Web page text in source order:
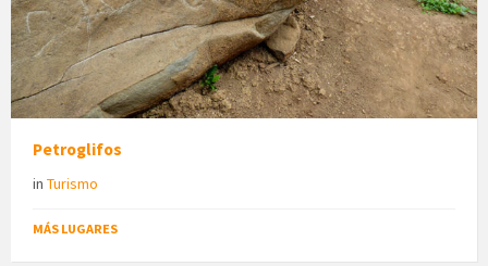
Petroglifos
in Turismo
MÁS LUGARES